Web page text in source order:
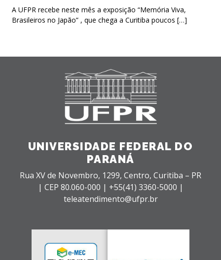
A UFPR recebe neste mês a exposição “Memória Viva,
Brasileiros no Japão” , que chega a Curitiba poucos […]
UNIVERSIDADE FEDERAL DO
PARANÁ
Rua XV de Novembro, 1299, Centro, Curitiba – PR
| CEP 80.060-000 | +55(41) 3360-5000 |
teleatendimento@ufpr.br